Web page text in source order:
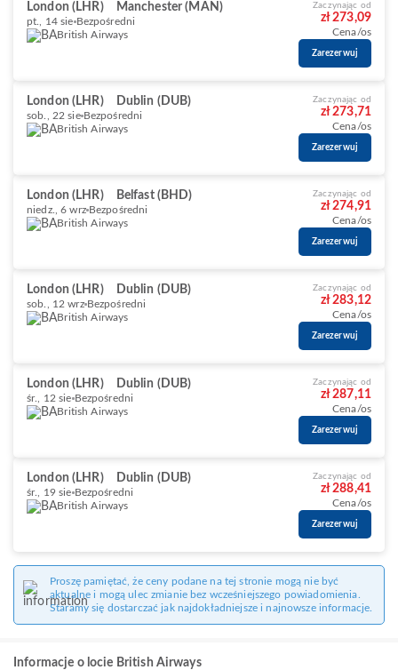
London (LHR) Manchester (MAN)
pt., 14 sie Bezpośredni
British Airways
Zaczynając od
zł 273,09
Cena/os
Zarezerwuj
London (LHR) Dublin (DUB)
sob., 22 sie Bezpośredni
British Airways
Zaczynając od
zł 273,71
Cena/os
Zarezerwuj
London (LHR) Belfast (BHD)
niedz., 6 wrz Bezpośredni
British Airways
Zaczynając od
zł 274,91
Cena/os
Zarezerwuj
London (LHR) Dublin (DUB)
sob., 12 wrz Bezpośredni
British Airways
Zaczynając od
zł 283,12
Cena/os
Zarezerwuj
London (LHR) Dublin (DUB)
śr., 12 sie Bezpośredni
British Airways
Zaczynając od
zł 287,11
Cena/os
Zarezerwuj
London (LHR) Dublin (DUB)
śr., 19 sie Bezpośredni
British Airways
Zaczynając od
zł 288,41
Cena/os
Zarezerwuj
Proszę pamiętać, że ceny podane na tej stronie mogą nie być
aktualne i mogą ulec zmianie bez wcześniejszego powiadomienia.
Staramy się dostarczać jak najdokładniejsze i najnowsze informacje.
Informacje o locie British Airways